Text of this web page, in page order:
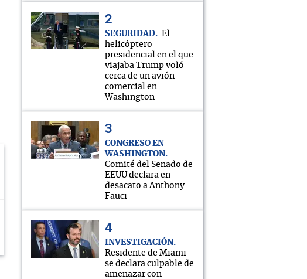
SEGURIDAD
El
helicóptero
presidencial en el que
viajaba Trump voló
cerca de un avión
comercial en
Washington
CONGRESO EN
WASHINGTON
Comité del Senado de
EEUU declara en
desacato a Anthony
Fauci
INVESTIGACIÓN
Residente de Miami
se declara culpable de
amenazar con